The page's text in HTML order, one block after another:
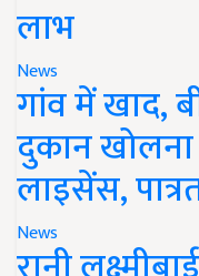
लाभ
News
गांव में खाद,
दुकान
लाइसेंस,
News